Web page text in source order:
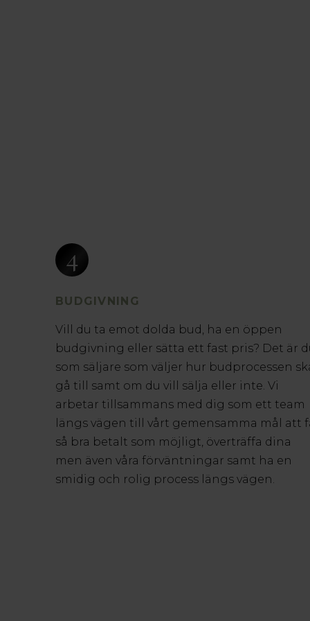
4
BUDGIVNING
Vill du ta emot dolda bud, ha en öppen
budgivning eller sätta ett fast pris? Det är
som säljare som väljer hur budprocessen
gå till samt om du vill sälja eller inte. Vi
arbetar tillsammans med dig som ett team
längs vägen till vårt gemensamma mål att
så bra betalt som möjligt, överträffa dina
men även våra förväntningar samt ha en
smidig och rolig process längs vägen.